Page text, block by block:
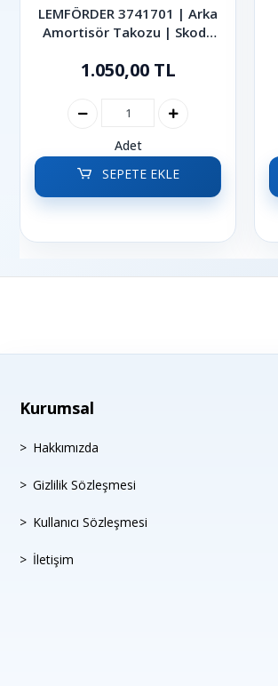
LEMFÖRDER 3741701 | Arka
Amortisör Takozu | Skoda
2024
1.050,00 TL
Adet
SEPETE EKLE
Kurumsal
Hakkımızda
Gizlilik Sözleşmesi
Kullanıcı Sözleşmesi
İletişim